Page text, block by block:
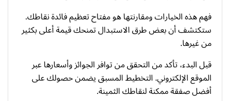
فهم هذه الخيارات ومقارنتها هو مفتاح تعظيم فائدة نقاطك.
ستكتشف أن بعض طرق الاستبدال تمنحك قيمة أعلى بكثير
من غيرها.
قبل البدء، تأكد من التحقق من توافر الجوائز وأسعارها عبر
الموقع الإلكتروني. التخطيط المسبق يضمن حصولك على
أفضل صفقة ممكنة لنقاطك الثمينة.